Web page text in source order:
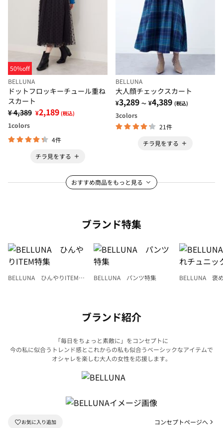
50%off
BELLUNA
ドットフロッキーチュール重ね
スカート
¥ 4,389 ¥2,189 (税込)
1colors
4件
チラ見をする
BELLUNA
大人顔チェックスカート
¥3,289 ～ ¥4,389 (税込)
3colors
21件
チラ見をする
おすすめ商品をもっと見る
ブランド特集
BELLUNA ひんやりITEM特
BELLUNA パンツ特集
BELLUNA 褒
ブランド紹介
「毎日をちょっと素敵に」をコンセプトに
今の私に似合うトレンド感とこれからの私も似合うベーシックなアイテムで
オシャレを楽しむ大人の女性を応援します。
コンセプトページへ